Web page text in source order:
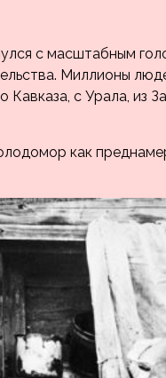
с масштабным
Миллионы
с Урала, из
как